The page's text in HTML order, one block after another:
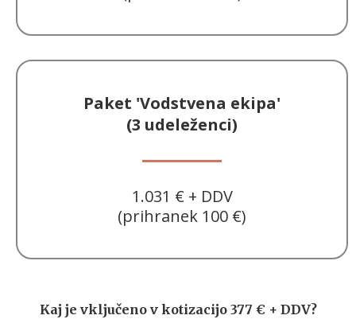
Paket 'Vodstvena ekipa'
(3 udeleženci)
1.031 € + DDV
(prihranek 100 €)
Kaj je vključeno v kotizacijo 377 € + DDV?